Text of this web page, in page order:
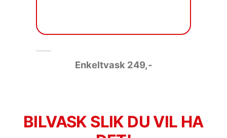
Enkeltvask 249,-
BILVASK SLIK DU VIL HA